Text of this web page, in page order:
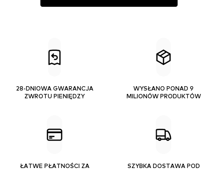
28-DNIOWA GWARANCJA
ZWROTU PIENIĘDZY
WYSŁANO PONAD 9
MILIONÓW PRODUKTÓW
ŁATWE PŁATNOŚCI ZA
SZYBKA DOSTAWA POD